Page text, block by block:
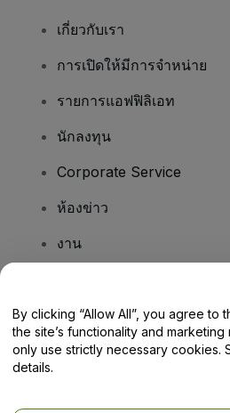
เกี่ยวกับเรา
การเปิดให้มีการจำหน่าย
รายการแอฟฟิลิเอท
นักลงทุน
Corporate Service
ห้องข่าว
งาน
Help Centre / Contact Us
By clicking “Allow All”, you agree
the site’s functionality and
only use strictly necessary cookies.
details.